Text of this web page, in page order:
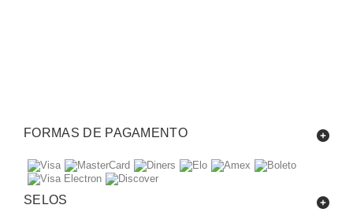
FORMAS DE PAGAMENTO
SELOS